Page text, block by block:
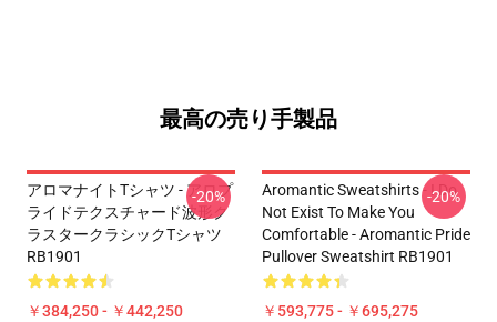
最高の売り手製品
アロマナイトTシャツ - アロプ
ライドテクスチャード波形ク
ラスタークラシックTシャツ
RB1901
￥384,250 - ￥442,250
-20%
Aromantic Sweatshirts - I Do
Not Exist To Make You
Comfortable - Aromantic Pride
Pullover Sweatshirt RB1901
￥593,775 - ￥695,275
-20%